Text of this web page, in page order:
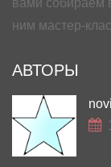
вами собираем
ним мастер-
АВТОРЫ